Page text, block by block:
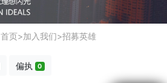
首页>加入我们>招募英雄
偏执 0